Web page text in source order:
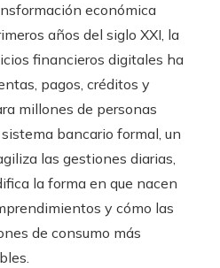
económica
años del siglo XXI, la
financieros digitales ha
pagos, créditos y
millones de personas
bancario formal, un
las gestiones diarias,
la forma en que nacen
y cómo las
de consumo más